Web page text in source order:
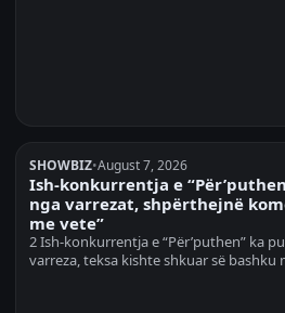
SHOWBIZ•August 7, 2026
Ish-konkurrentja e
nga varrezat, shpërthejnë
me vete”
2 Ish-konkurrentja e “Për’puthen” ka
varreza, teksa kishte shkuar së bashku